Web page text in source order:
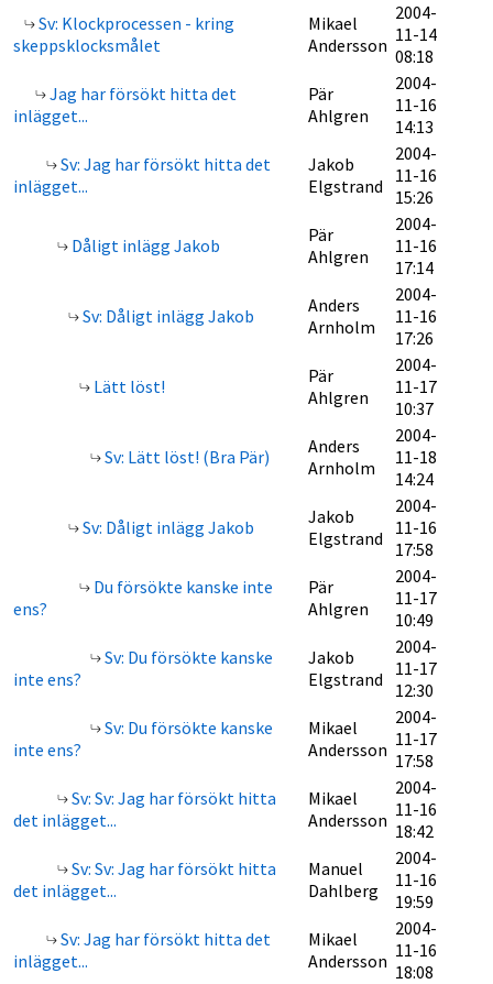
Sv: Klockprocessen - kring
skeppsklocksmålet
Mikael
Andersson
2004-
11-14
08:18
Jag har försökt hitta det
inlägget...
Pär
Ahlgren
2004-
11-16
14:13
Sv: Jag har försökt hitta det
inlägget...
Jakob
Elgstrand
2004-
11-16
15:26
Dåligt inlägg Jakob
Pär
Ahlgren
2004-
11-16
17:14
Sv: Dåligt inlägg Jakob
Anders
Arnholm
2004-
11-16
17:26
Lätt löst!
Pär
Ahlgren
2004-
11-17
10:37
Sv: Lätt löst! (Bra Pär)
Anders
Arnholm
2004-
11-18
14:24
Sv: Dåligt inlägg Jakob
Jakob
Elgstrand
2004-
11-16
17:58
Du försökte kanske inte
ens?
Pär
Ahlgren
2004-
11-17
10:49
Sv: Du försökte kanske
inte ens?
Jakob
Elgstrand
2004-
11-17
12:30
Sv: Du försökte kanske
inte ens?
Mikael
Andersson
2004-
11-17
17:58
Sv: Sv: Jag har försökt hitta
det inlägget...
Mikael
Andersson
2004-
11-16
18:42
Sv: Sv: Jag har försökt hitta
det inlägget...
Manuel
Dahlberg
2004-
11-16
19:59
Sv: Jag har försökt hitta det
inlägget...
Mikael
Andersson
2004-
11-16
18:08